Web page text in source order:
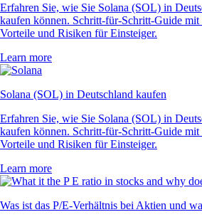
Erfahren Sie, wie Sie Solana (SOL) in
kaufen können. Schritt-für-Schritt-Guide
Vorteile und Risiken für Einsteiger.
Learn more
Solana (SOL) in Deutschland kaufen
Erfahren Sie, wie Sie Solana (SOL) in
kaufen können. Schritt-für-Schritt-Guide
Vorteile und Risiken für Einsteiger.
Learn more
Was ist das P/E-Verhältnis bei Aktien und